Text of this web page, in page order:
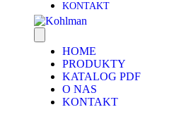
KONTAKT
HOME
PRODUKTY
KATALOG PDF
O NAS
KONTAKT